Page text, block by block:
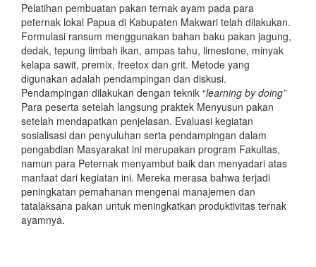
Pelatihan pembuatan pakan ternak ayam pada para
peternak lokal Papua di Kabupaten Makwari telah dilakukan.
Formulasi ransum menggunakan bahan baku pakan jagung,
dedak, tepung limbah ikan, ampas tahu, limestone, minyak
kelapa sawit, premix, freetox dan grit. Metode yang
digunakan adalah pendampingan dan diskusi.
Pendampingan dilakukan dengan teknik “learning by doing”
Para peserta setelah langsung praktek Menyusun pakan
setelah mendapatkan penjelasan. Evaluasi kegiatan
sosialisasi dan penyuluhan serta pendampingan dalam
pengabdian Masyarakat ini merupakan program Fakultas,
namun para Peternak menyambut baik dan menyadari atas
manfaat dari kegiatan ini. Mereka merasa bahwa terjadi
peningkatan pemahanan mengenai manajemen dan
tatalaksana pakan untuk meningkatkan produktivitas ternak
ayamnya.